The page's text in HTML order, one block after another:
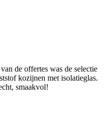
de offertes was de selectie
kozijnen met isolatieglas.
smaakvol!